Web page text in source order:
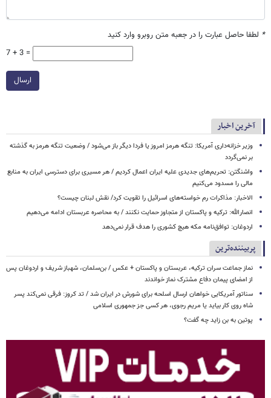
* لطفا حاصل عبارت را در جعبه متن روبرو وارد کنید
7 + 3 =
ارسال
آخرین اخبار
وزیر خزانه‌داری آمریکا: تنگه هرمز امروز یا فردا دیگر باز می‌شود / وضعیت تنگه هرمز به گذشته
بر نمی‌گردد
واشنگتن: تحریم‌های جدیدی علیه ایران اعمال کردیم / هر مسیری برای دسترسی ایران به منابع
مالی را مسدود می‌کنیم
الاخبار: مذاکرات رم خواسته‌های اسرائیل را تقویت کرد/ نقش لبنان چیست؟
انصارالله: ترکیه و پاکستان از متجاوز حمایت نکنند / به محاصره عربستان ادامه می‌دهیم
اردوغان: توافق‌نامه مکه هیچ کشوری را هدف قرار نمی‌دهد
پربیننده‌ترین
نماز جماعت سران ترکیه، عربستان و پاکستان + عکس / بن‌سلمان، شهباز شریف و اردوغان پس
از امضای پیمان دفاع مشترک نماز خواندند
سناتور آمریکایی خواهان ارسال اسلحه برای شورش در ایران شد / تد کروز: فرقی نمی‌کند پسر
شاه روی کار بیاید یا مریم رجوی، هر کسی جز جمهوری اسلامی
پوتین به بن زاید چه گفت؟